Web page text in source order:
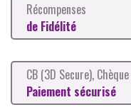
Récompenses
de Fidélité
CB (3D Secure), Chèque
Paiement sécurisé